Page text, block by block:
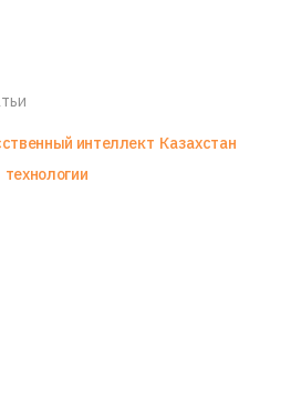
интеллект Казахстан
технологии